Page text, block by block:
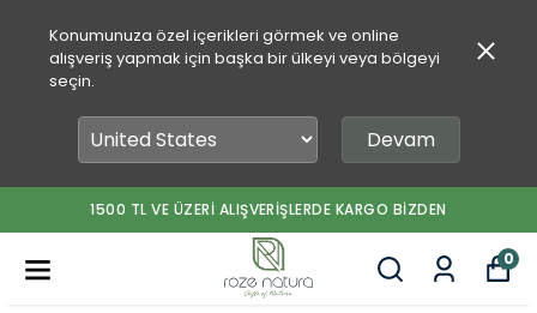
Konumunuza özel içerikleri görmek ve online
alışveriş yapmak için başka bir ülkeyi veya bölgeyi
seçin.
Devam
1500 TL VE ÜZERİ ALIŞVERİŞLERDE KARGO BİZDEN
0